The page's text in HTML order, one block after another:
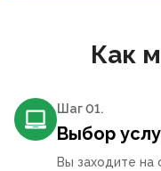
Как
Шаг 01.
Выбор
Вы заходите на